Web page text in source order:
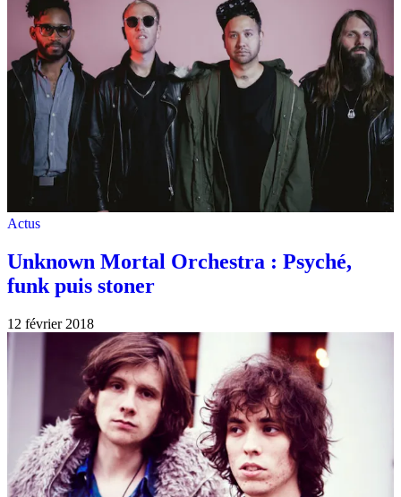
Actus
Unknown Mortal Orchestra : Psyché,
funk puis stoner
12 février 2018